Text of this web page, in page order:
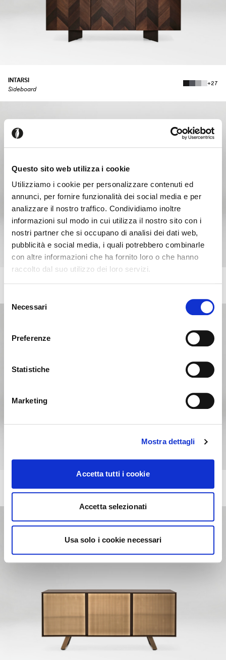
Questo sito web utilizza i cookie
Utilizziamo i cookie per personalizzare contenuti ed
annunci, per fornire funzionalità dei social media e per
analizzare il nostro traffico. Condividiamo inoltre
informazioni sul modo in cui utilizza il nostro sito con i
nostri partner che si occupano di analisi dei dati web,
pubblicità e social media, i quali potrebbero combinarle
con altre informazioni che ha fornito loro o che hanno
raccolto dal suo utilizzo dei loro servizi.
delNecessari
Preferenze
Statistiche
Marketing
Mostra dettagli
Accetta tutti i cookie
Accetta selezionati
Usa solo i cookie necessari
INTARSI
Sideboard
+27
LAKE
+20
Sideboard
+26
Seems like you’re browsing from Close
International. Would you like to switch to the site in